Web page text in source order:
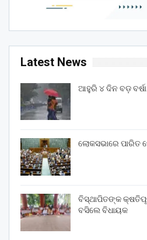
Latest News
ଆହୁରି ୪ ଦିନ ବଡ଼
ଲୋକସଭାରେ ପାରିତ
ବିସ୍ଥାପିତଙ୍କ
ବସିଲେ ବିଧାୟକ